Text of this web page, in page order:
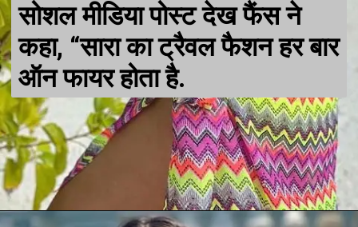
सोशल मीडिया पोस्ट देख फैंस ने
कहा, “सारा का ट्रैवल फैशन हर बार
ऑन फायर होता है.